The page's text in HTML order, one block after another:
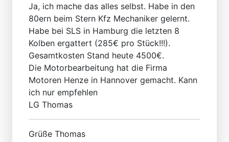
Ja, ich mache das alles selbst. Habe in den
80ern beim Stern Kfz Mechaniker gelernt.
Habe bei SLS in Hamburg die letzten 8
Kolben ergattert (285€ pro Stück!!!).
Gesamtkosten Stand heute 4500€.
Die Motorbearbeitung hat die Firma
Motoren Henze in Hannover gemacht. Kann
ich nur empfehlen
LG Thomas
Grüße Thomas